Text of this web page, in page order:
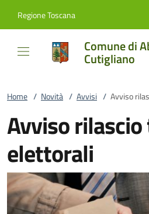
Regione Toscana
Comune di
Cutigliano
Home / Novità / Avvisi / Avviso
Avviso
elettorali